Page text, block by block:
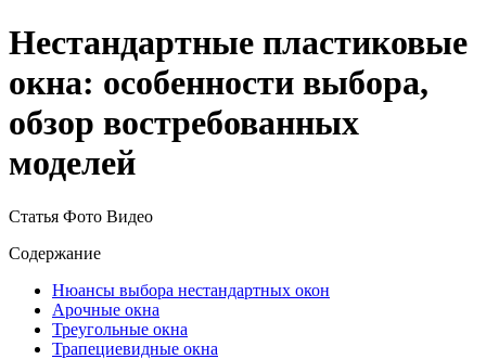
Нестандартные пластиковые
окна: особенности выбора,
обзор востребованных
моделей
Статья Фото Видео
Содержание
Нюансы выбора нестандартных окон
Арочные окна
Треугольные окна
Трапециевидные окна